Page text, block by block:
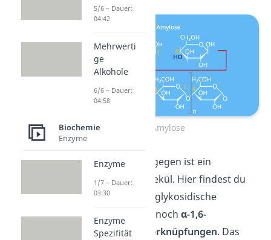
Amylose
Amylopektin hingegen ist ein
verzweigtes Molekül. Hier findest du
neben den α-1,4-glykosidische
Bindungen auch noch α-1,6-
glykosidische Verknüpfungen. Das
5/6 – Dauer:
04:42
Mehrwerti
ge
Alkohole
6/6 – Dauer:
04:58
Biochemie
Enzyme
Enzyme
1/7 – Dauer:
03:30
Enzyme
Spezifität